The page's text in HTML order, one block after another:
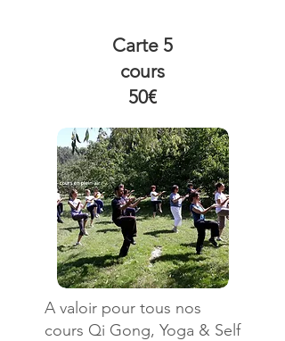
Carte 5
cours
50€
A valoir pour tous nos
cours Qi Gong, Yoga & Self